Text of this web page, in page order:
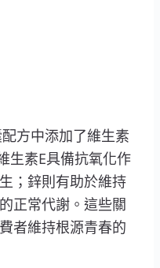
方中添加了維生素
生素E具備抗氧化作
；鋅則有助於維持
正常代謝。這些關
者維持根源青春的